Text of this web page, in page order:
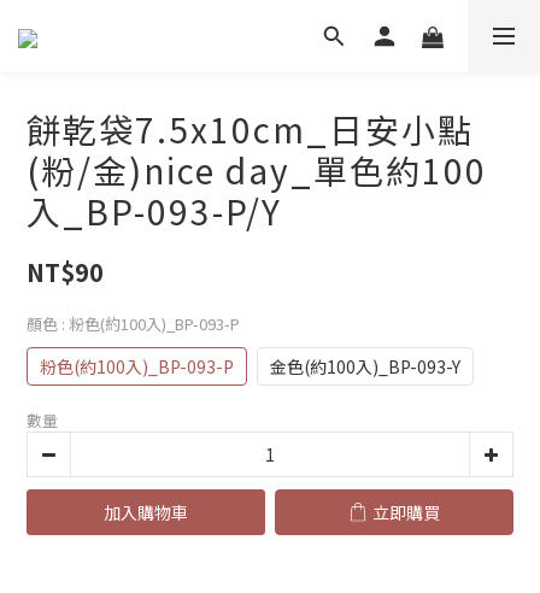
餅乾袋7.5x10cm_日安小點
(粉/金)nice day_單色約100
入_BP-093-P/Y
NT$90
顏色 : 粉色(約100入)_BP-093-P
粉色(約100入)_BP-093-P 金色(約100入)_BP-093-Y
數量
加入購物車 立即購買